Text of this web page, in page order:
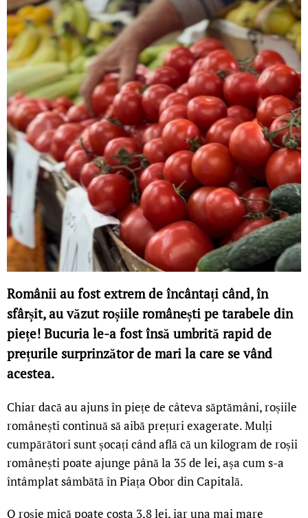
Românii au fost extrem de încântați când, în
sfârșit, au văzut roșiile românești pe tarabele din
piețe! Bucuria le-a fost însă umbrită rapid de
prețurile surprinzător de mari la care se vând
acestea.
Chiar dacă au ajuns în piețe de câteva săptămâni, roșiile
românești continuă să aibă prețuri exagerate. Mulți
cumpărători sunt șocați când află că un kilogram de roșii
românești poate ajunge până la 35 de lei, așa cum s-a
întâmplat sâmbătă în Piața Obor din Capitală.
O roșie mică poate costa 3,8 lei, iar una mai mare